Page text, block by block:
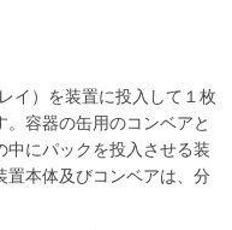
イ）を装置に投入して１枚
。容器の缶用のコンベアと
中にパックを投入させる装
置本体及びコンベアは、分